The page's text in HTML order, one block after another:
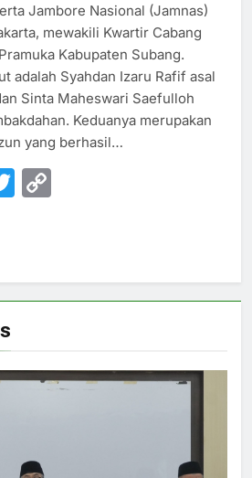
Jambore Nasional (Jamnas)
mewakili Kwartir Cabang
Kabupaten Subang.
adalah Syahdan Izaru Rafif asal
Sinta Maheswari Saefulloh
Keduanya merupakan
yang berhasil…
Twitter